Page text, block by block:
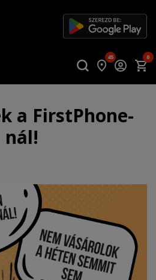
45 0
a FirstPhone-
nál!